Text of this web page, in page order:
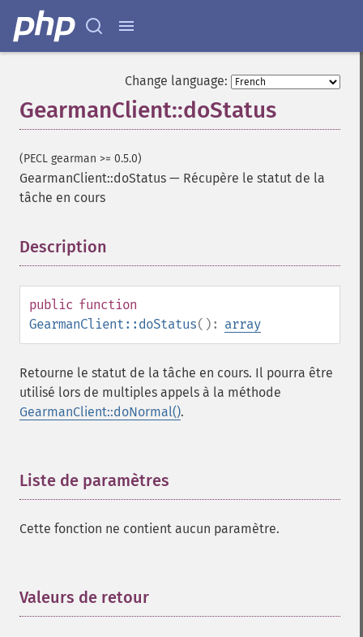
Change language:
GearmanClient::doStatus
(PECL gearman >= 0.5.0)
GearmanClient::doStatus — Récupère le statut de la
tâche en cours
Description
public function
GearmanClient::doStatus(): array
Retourne le statut de la tâche en cours. Il pourra être
utilisé lors de multiples appels à la méthode
GearmanClient::doNormal().
Liste de paramètres
Cette fonction ne contient aucun paramètre.
Valeurs de retour